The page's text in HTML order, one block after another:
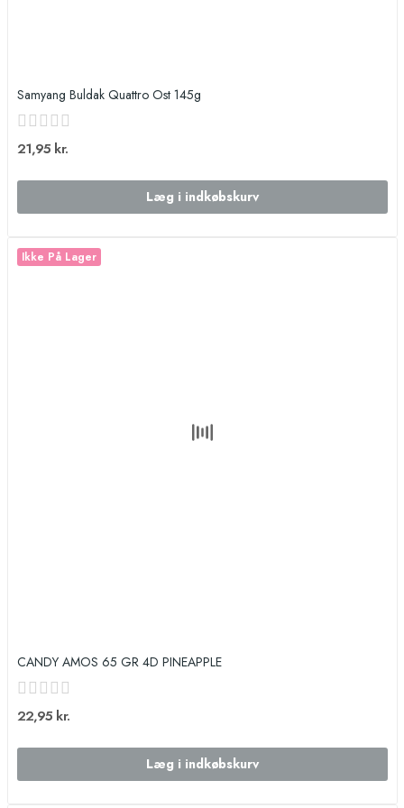
Samyang Buldak Quattro Ost 145g
21,95 kr.
Læg i indkøbskurv
Ikke På Lager
CANDY AMOS 65 GR 4D PINEAPPLE
22,95 kr.
Læg i indkøbskurv